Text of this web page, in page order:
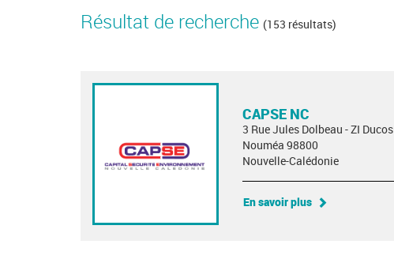
Résultat de recherche (153 résultats)
CAPSE NC
3 Rue Jules Dolbeau - ZI Ducos
Nouméa 98800
Nouvelle-Calédonie
En savoir plus